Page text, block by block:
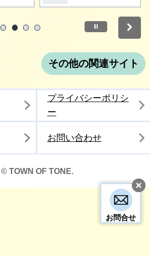
お問合せ
停止
その他の関連サイト
プライバシーポリシ
ー
お問い合わせ
© TOWN OF TONE.